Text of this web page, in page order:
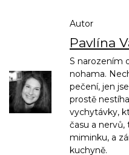
Autor
Pavlína
S narozením
nohama.
pečení, jen
prostě
vychytávky,
času a
miminku, a
kuchyně.